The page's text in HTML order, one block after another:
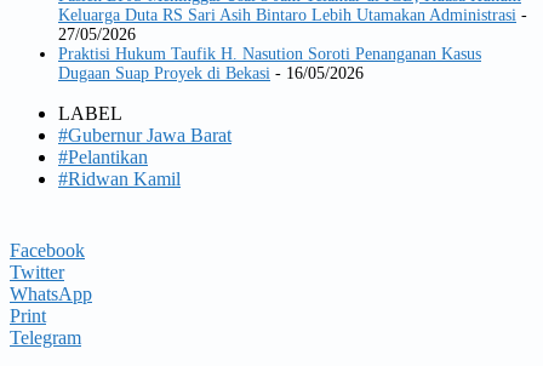
Keluarga Duta RS Sari Asih Bintaro Lebih Utamakan Administrasi -
27/05/2026
Praktisi Hukum Taufik H. Nasution Soroti Penanganan Kasus
Dugaan Suap Proyek di Bekasi - 16/05/2026
LABEL
#Gubernur Jawa Barat
#Pelantikan
#Ridwan Kamil
Facebook
Twitter
WhatsApp
Print
Telegram